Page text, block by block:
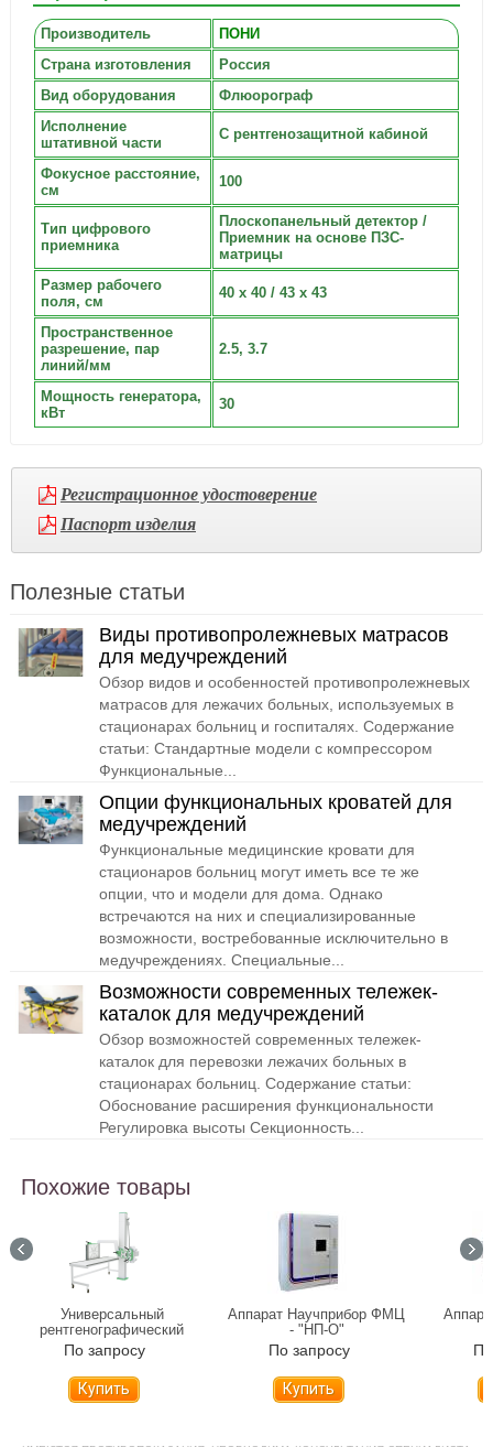
Производитель
ПОНИ
Страна изготовления
Россия
Вид оборудования
Флюорограф
Исполнение
штативной части
С рентгенозащитной кабиной
Фокусное расстояние,
см
100
Тип цифрового
приемника
Плоскопанельный детектор /
Приемник на основе ПЗС-
матрицы
Размер рабочего
поля, см
40 х 40 / 43 х 43
Пространственное
разрешение, пар
линий/мм
2.5, 3.7
Мощность генератора,
кВт
30
Регистрационное удостоверение
Паспорт изделия
Полезные статьи
Виды противопролежневых матрасов
для медучреждений
Обзор видов и особенностей противопролежневых
матрасов для лежачих больных, используемых в
стационарах больниц и госпиталях. Содержание
статьи: Стандартные модели с компрессором
Функциональные...
Опции функциональных кроватей для
медучреждений
Функциональные медицинские кровати для
стационаров больниц могут иметь все те же
опции, что и модели для дома. Однако
встречаются на них и специализированные
возможности, востребованные исключительно в
медучреждениях. Специальные...
Возможности современных тележек-
каталок для медучреждений
Обзор возможностей современных тележек-
каталок для перевозки лежачих больных в
стационарах больниц. Содержание статьи:
Обоснование расширения функциональности
Регулировка высоты Секционность...
Похожие товары
Универсальный
рентгенографический
аппарат МТЛ УнивеРС-
Флюорограф-МТ
По запросу
Купить
Аппарат Научприбор ФМЦ
- "НП-О"
По запросу
Купить